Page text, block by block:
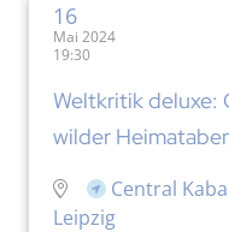
16
Mai 2024
19:30
Weltkritik deluxe:
wilder
Central
Leipzig